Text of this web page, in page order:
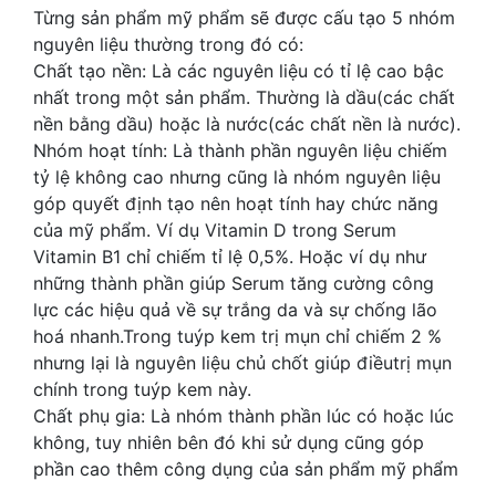
Từng sản phẩm mỹ phẩm sẽ được cấu tạo 5 nhóm
nguyên liệu thường trong đó có:
Chất tạo nền: Là các nguyên liệu có tỉ lệ cao bậc
nhất trong một sản phẩm. Thường là dầu(các chất
nền bằng dầu) hoặc là nước(các chất nền là nước).
Nhóm hoạt tính: Là thành phần nguyên liệu chiếm
tỷ lệ không cao nhưng cũng là nhóm nguyên liệu
góp quyết định tạo nên hoạt tính hay chức năng
của mỹ phẩm. Ví dụ Vitamin D trong Serum
Vitamin B1 chỉ chiếm tỉ lệ 0,5%. Hoặc ví dụ như
những thành phần giúp Serum tăng cường công
lực các hiệu quả về sự trắng da và sự chống lão
hoá nhanh.Trong tuýp kem trị mụn chỉ chiếm 2 %
nhưng lại là nguyên liệu chủ chốt giúp điềutrị mụn
chính trong tuýp kem này.
Chất phụ gia: Là nhóm thành phần lúc có hoặc lúc
không, tuy nhiên bên đó khi sử dụng cũng góp
phần cao thêm công dụng của sản phẩm mỹ phẩm